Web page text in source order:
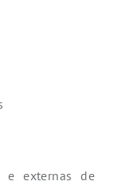
e externas de